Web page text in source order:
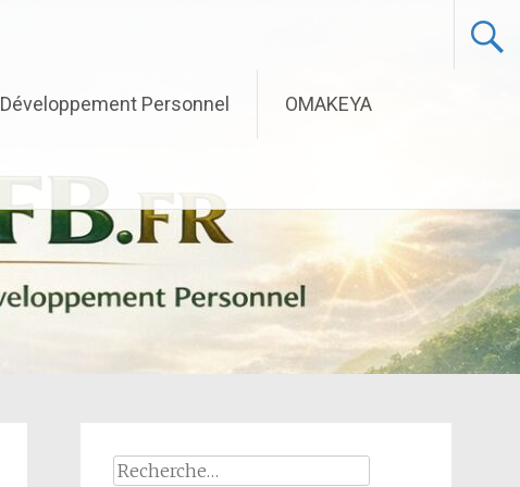
Développement Personnel OMAKEYA
Rechercher :